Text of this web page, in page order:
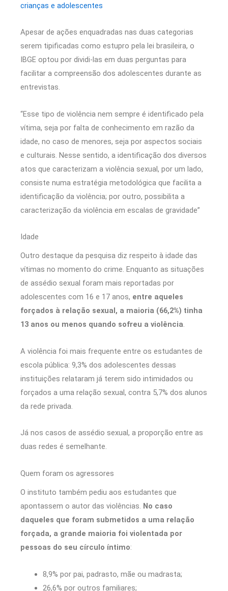
crianças e adolescentes
Apesar de ações enquadradas nas duas categorias
serem tipificadas como estupro pela lei brasileira, o
IBGE optou por dividi-las em duas perguntas para
facilitar a compreensão dos adolescentes durante as
entrevistas.
“Esse tipo de violência nem sempre é identificado pela
vítima, seja por falta de conhecimento em razão da
idade, no caso de menores, seja por aspectos sociais
e culturais. Nesse sentido, a identificação dos diversos
atos que caracterizam a violência sexual, por um lado,
consiste numa estratégia metodológica que facilita a
identificação da violência; por outro, possibilita a
caracterização da violência em escalas de gravidade”
Idade
Outro destaque da pesquisa diz respeito à idade das
vítimas no momento do crime. Enquanto as situações
de assédio sexual foram mais reportadas por
adolescentes com 16 e 17 anos, entre aqueles
forçados à relação sexual, a maioria (66,2%) tinha
13 anos ou menos quando sofreu a violência.
A violência foi mais frequente entre os estudantes de
escola pública: 9,3% dos adolescentes dessas
instituições relataram já terem sido intimidados ou
forçados a uma relação sexual, contra 5,7% dos alunos
da rede privada.
Já nos casos de assédio sexual, a proporção entre as
duas redes é semelhante.
Quem foram os agressores
O instituto também pediu aos estudantes que
apontassem o autor das violências. No caso
daqueles que foram submetidos a uma relação
forçada, a grande maioria foi violentada por
pessoas do seu círculo íntimo:
8,9% por pai, padrasto, mãe ou madrasta;
26,6% por outros familiares;